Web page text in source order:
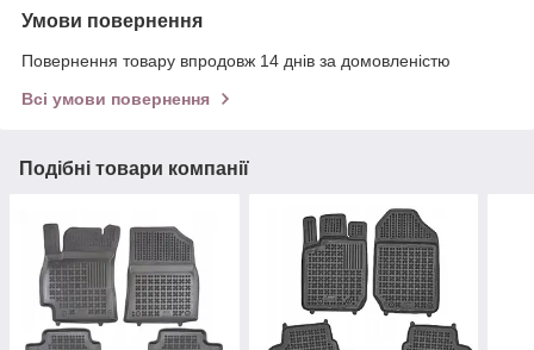
Умови повернення
Повернення товару впродовж 14 днів за домовленістю
Всі умови повернення
Подібні товари компанії